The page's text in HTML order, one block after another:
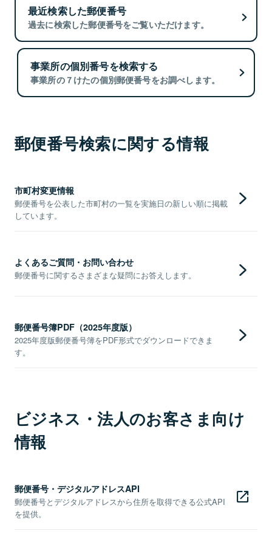
最近検索した郵便番号
過去に検索した郵便番号をご覧いただけます。
事業所の個別番号を検索する
事業所の７けたの個別郵便番号をお調べします。
郵便番号検索に関する情報
市町村変更情報
郵便番号を公表した市町村の一覧を実施日の新しい順に掲載
しています。
よくあるご質問・お問い合わせ
郵便番号に関するさまざまな疑問にお答えします。
郵便番号簿PDF（2025年度版）
2025年度版郵便番号簿をPDF形式でダウンロードできま
す。
ビジネス・法人のお客さま向け
情報
郵便番号・デジタルアドレスAPI
郵便番号とデジタルアドレスから住所を取得できる公式API
を提供。